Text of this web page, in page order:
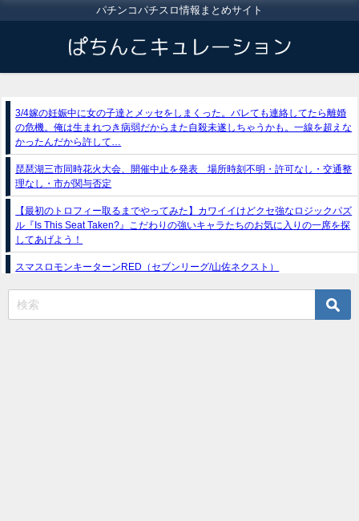
パチンコパチスロ情報まとめサイト
3/4嫁の妊娠中に女の子達とメッセをしまくった。バレても連絡してたら離婚
の危機。俺は生まれつき病弱だからまた自殺未遂しちゃうかも。一線を超えな
かったんだから許して…
琵琶湖三市同時花火大会、開催中止を発表 場所時刻不明・許可なし・交通整
理なし・市が関与否定
【最初のトロフィー取るまでやってみた】カワイイけどクセ強なロジックパズ
ル『Is This Seat Taken?』こだわりの強いキャラたちのお気に入りの一席を探
してあげよう！
スマスロモンキーターンRED（セブンリーグ/山佐ネクスト）
集めで修行、あっぱれチャンスの河童が強い、スイカ取りこぼし注意 etc…